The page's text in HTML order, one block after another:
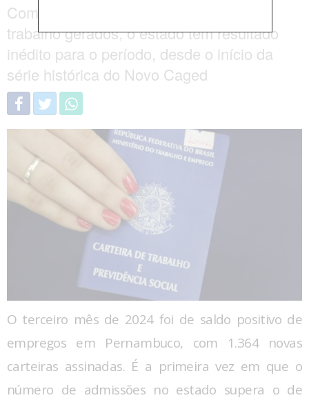
Com mais de 1,3 mil novos postos de
trabalho gerados, o estado tem resultado
inédito para o período, desde o início da
série histórica do Novo Caged
O terceiro mês de 2024 foi de saldo positivo de
empregos em Pernambuco, com 1.364 novas
carteiras assinadas. É a primeira vez em que o
número de admissões no estado supera o de